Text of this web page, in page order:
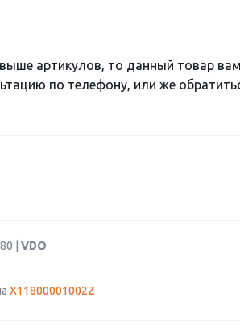
артикулов, то данный товар
по телефону, или же
| VDO
X11800001002Z